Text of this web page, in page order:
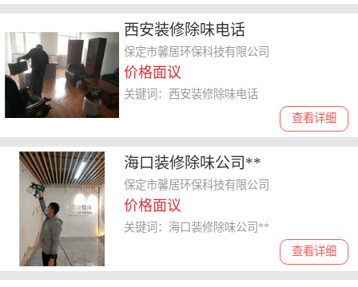
西安装修除味电话
保定市馨居环保科技有限公司
价格面议
查看详细
关键词：西安装修除味电话
海口装修除味公司**
保定市馨居环保科技有限公司
价格面议
查看详细
关键词：海口装修除味公司**